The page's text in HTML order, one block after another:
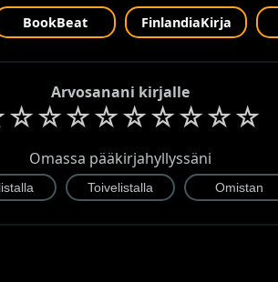
BookBeat FinlandiaKirja
Arvosanani kirjalle
☆☆☆☆☆☆☆☆☆
Omassa pääkirjahyllyssäni